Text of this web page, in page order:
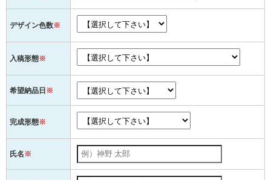
デザイン色数※
入稿形態※
希望納品日※
完成形態※
氏名※